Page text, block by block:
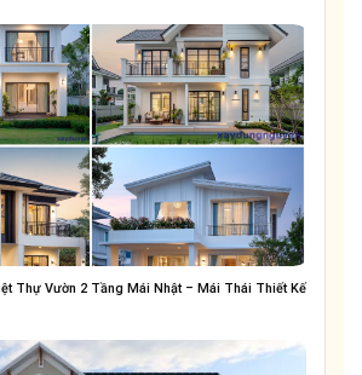
Thự Vườn 2 Tầng Mái Nhật – Mái Thái Thiết Kế